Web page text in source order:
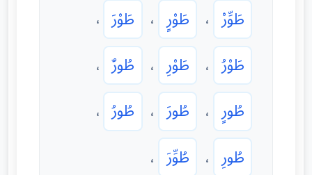
طَوِّرْ ، طَوْرٍ ، طَوْرَ ،
طَوْرُ ، طَوْرِ ، طُورٌ ،
طُورٍ ، طُورَ ، طُورُ ،
طُورِ ، طُوِّرَ ،